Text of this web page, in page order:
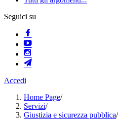
Seguici su
Accedi
Home Page/
Servizi/
Giustizia e sicurezza pubblica/